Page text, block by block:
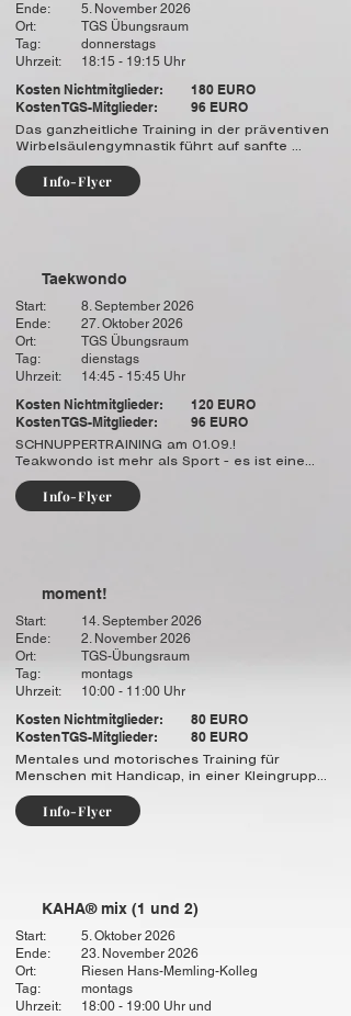
Ende:
5. November 2026
Ort:
TGS Übungsraum
Tag:
donnerstags
Uhrzeit:
18:15 - 19:15 Uhr
Kosten Nichtmitglieder:
180 EURO
Kosten TGS-Mitglieder:
96 EURO
Das ganzheitliche Training in der präventiven
Wirbelsäulengymnastik führt auf sanfte
Kräftigung der Rückenmuskulatur. Die
Teilnehmer lernen, sich im Alltag
gezielte Übungen sollen aber auch
reduziert und Rückenschmerzen vorgebeugt
werden. Das Ziel ist eine gesunde
Körperhaltung, um Fehlbelastungen und
deren Folgen zu vermeiden. Mitzubringen
sind ein großes Handtuch, bequeme Kleidung
Info-Flyer
Taekwondo
Start:
8. September 2026
Ende:
27. Oktober 2026
Ort:
TGS Übungsraum
Tag:
dienstags
Uhrzeit:
14:45 - 15:45 Uhr
Kosten Nichtmitglieder:
120 EURO
Kosten TGS-Mitglieder:
96 EURO
SCHNUPPERTRAINING am 01.09.!
Teakwondo ist mehr als Sport - es ist eine
Werte: Höflichkeit, Integrität,
Durchhaltevermögen, Selbstbeherrschung
Alter: 4 - 10 Jahre
Info-Flyer
moment!
Start:
14. September 2026
Ende:
2. November 2026
Ort:
TGS-Übungsraum
Tag:
montags
Uhrzeit:
10:00 - 11:00 Uhr
Kosten Nichtmitglieder:
80 EURO
Kosten TGS-Mitglieder:
80 EURO
Mentales und motorisches Training für
Menschen mit Handicap, in einer Kleingruppe,
abrechenbar.
Info-Flyer
KAHA® mix (1 und 2)
Start:
5. Oktober 2026
Ende:
23. November 2026
Ort:
Riesen Hans-Memling-Kolleg
Tag:
montags
Uhrzeit:
18:00 - 19:00 Uhr und